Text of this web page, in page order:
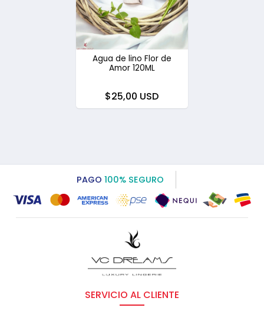
Agua de lino Flor de
Amor 120ML
$25,00 USD
PAGO 100% SEGURO
SERVICIO AL CLIENTE